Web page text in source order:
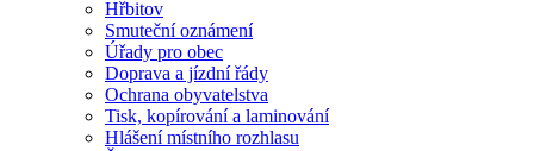
Hřbitov
Smuteční oznámení
Úřady pro obec
Doprava a jízdní řády
Ochrana obyvatelstva
Tisk, kopírování a laminování
Hlášení místního rozhlasu